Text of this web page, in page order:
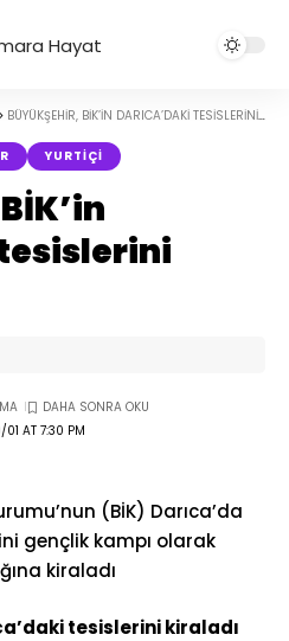
> BÜYÜKŞEHIR, BİK’IN DARICA’DAKI TESISLERINI KIRALADI
YURTIÇI
01 AT 7:30 PM
(BİK) Darıca’da
gençlik kampı olarak
kiraladı
tesislerini kiraladı